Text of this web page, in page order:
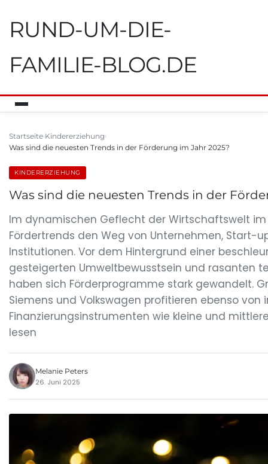
RUND-UM-DIE-
FAMILIE-BLOG.DE
Startseite Kindererziehung
Was sind die neuesten Trends in der Förderung im Jahr 2025?
KINDERERZIEHUNG
Was sind die neuesten Trends in der
Im dynamischen Geflecht der Wirtschaftswelt
Fördertrends den Weg von Unternehmen, Start-
Institutionen. Vor dem Hintergrund einer
gesteigerten Umweltbewusstsein und rasanten
haben sich Förderprogramme stark gewandelt.
Siemens und Volkswagen profitieren ebenso von
Finanzierungsinstrumenten wie kleine und
lesen
Melanie Peters
26. Juni 2025